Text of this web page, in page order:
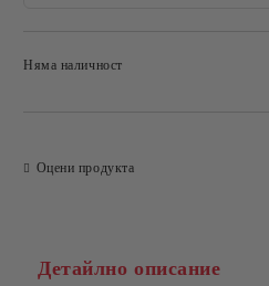
Няма наличност
Оцени продукта
Детайлно описание